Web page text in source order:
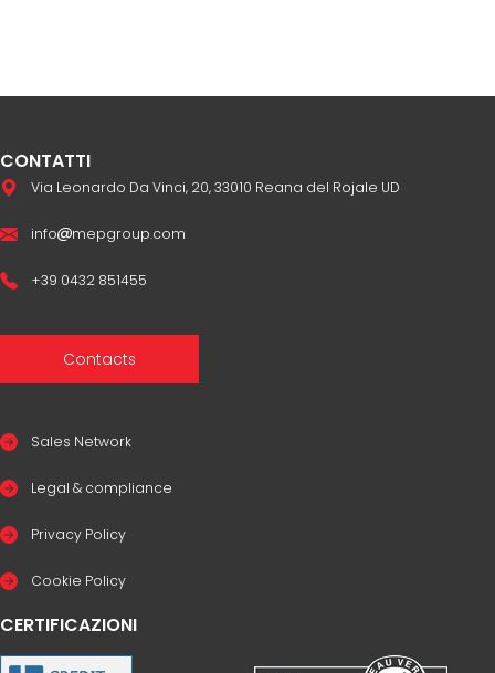
CONTATTI
Via Leonardo Da Vinci, 20, 33010 Reana del Rojale UD
info mepgroup.com
+39 0432 851455
Contacts
Sales Network
Legal & compliance
Privacy Policy
Cookie Policy
CERTIFICAZIONI